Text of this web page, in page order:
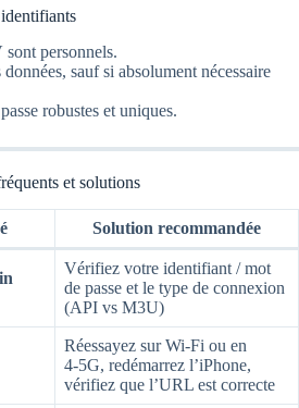
personnels.
sauf si absolument nécessaire
robustes et uniques.
et solutions
Solution recommandée
Vérifiez votre identifiant / mot
de passe et le type de connexion
(API vs M3U)
Réessayez sur Wi‑Fi ou en
4‑5G, redémarrez l’iPhone,
vérifiez que l’URL est correcte